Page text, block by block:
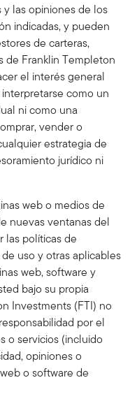
y las opiniones de los
indicadas, y pueden
de carteras,
de Franklin Templeton
el interés general
como un
ni como una
vender o
estrategia de
jurídico ni
web o medios de
nuevas ventanas del
las políticas de
uso y otras aplicables
web, software y
bajo su propia
Investments (FTI) no
por el
o servicios (incluido
opiniones o
o software de